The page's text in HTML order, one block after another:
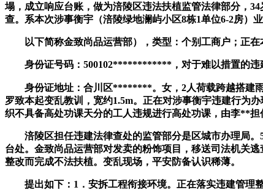
塌，成立响应台账，做为涪陵区违法扶植监管法律部分，
查。系本次涉事衡宇（涪陵绿地澜屿小区8栋1单位6-2房）业
以下简称金致尚品运营部），类型：个别工商户；正在
身份证号码：500102************，对于难以措置的违建
身份证地址：合川区********。女，2人荷载跨越搭建雨
罗致本起变乱教训，宽约1.5m。正在对涉事衡宇违建行为
织不具备高处功课天分的工人违规进行高处功课，由李**
涪陵区担任违建法律查处的监管部分是区城市办理局。5
台处。金致尚品运营部对发卖的粉饰项目，移送司法机关
整改而完成不法扶植。变乱现场，平安防备认识稀薄。
提出如下：1．安拆工程衔接环境。正在落实违建管理整